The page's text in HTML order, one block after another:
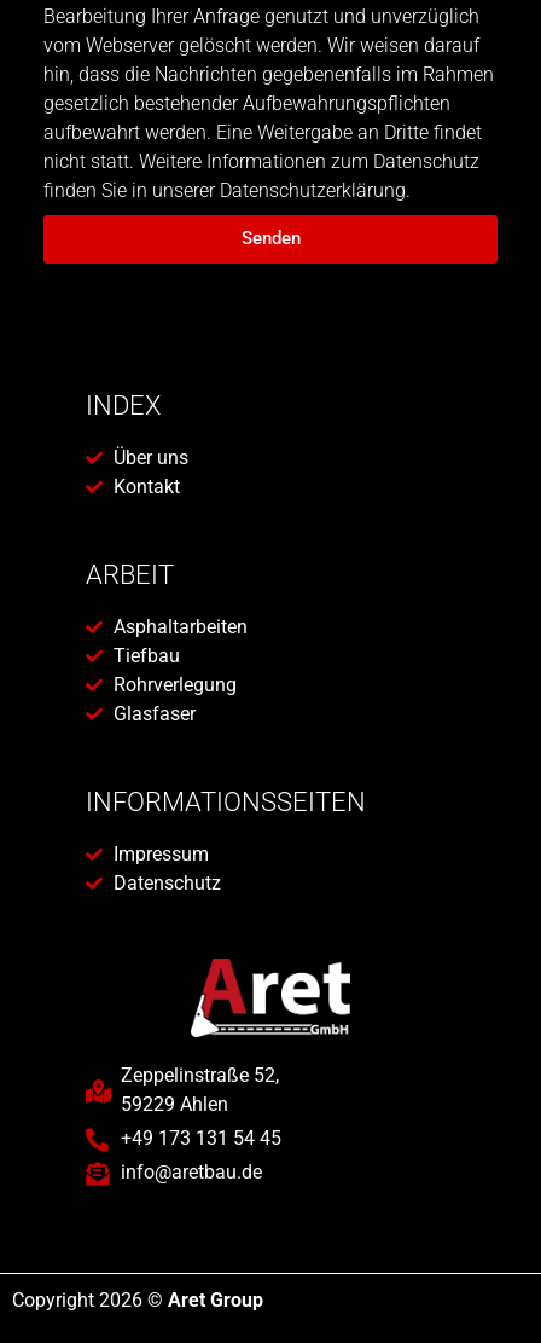
Bearbeitung Ihrer Anfrage genutzt und unverzüglich
vom Webserver gelöscht werden. Wir weisen darauf
hin, dass die Nachrichten gegebenenfalls im Rahmen
gesetzlich bestehender Aufbewahrungspflichten
aufbewahrt werden. Eine Weitergabe an Dritte findet
nicht statt. Weitere Informationen zum Datenschutz
finden Sie in unserer Datenschutzerklärung.
Senden
INDEX
Über uns
Kontakt
ARBEIT
Asphaltarbeiten
Tiefbau
Rohrverlegung
Glasfaser
INFORMATIONSSEITEN
Impressum
Datenschutz
Zeppelinstraße 52,
59229 Ahlen
+49 173 131 54 45
info@aretbau.de
Copyright 2026 © Aret Group